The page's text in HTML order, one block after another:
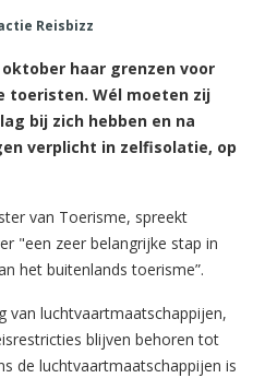
Reisbizz
oktober haar grenzen voor
toeristen. Wél moeten zij
bij zich hebben en na
verplicht in zelfisolatie, op
van Toerisme, spreekt
"een zeer belangrijke stap in
het buitenlands toerisme”.
van luchtvaartmaatschappijen,
blijven behoren tot
de luchtvaartmaatschappijen is